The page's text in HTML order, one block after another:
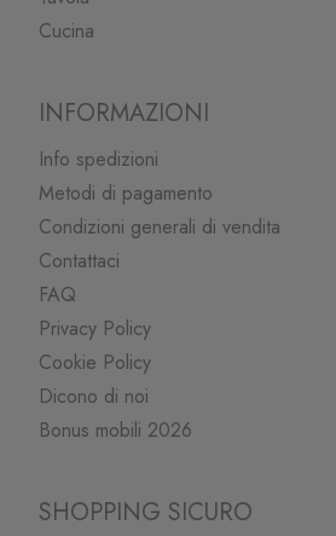
Cucina
INFORMAZIONI
Info spedizioni
Metodi di pagamento
Condizioni generali di vendita
Contattaci
FAQ
Privacy Policy
Cookie Policy
Dicono di noi
Bonus mobili 2026
SHOPPING SICURO